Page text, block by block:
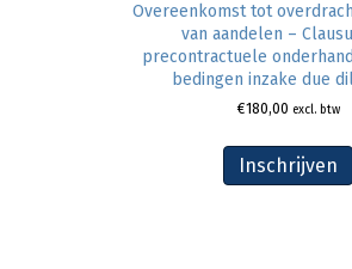
Overeenkomst tot
van aandelen –
precontractuele
bedingen inzake due
€180,00 excl. btw
Inschrijven